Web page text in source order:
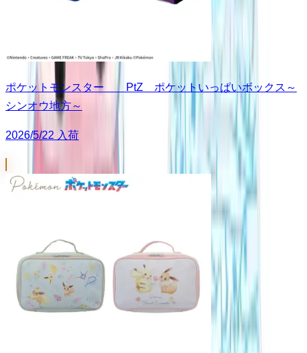
ポケットモンスター PtZ ポケットいっぱいボックス～
シンオウ地方～
2026/5/22 入荷